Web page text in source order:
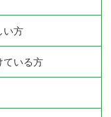
い方
ている方